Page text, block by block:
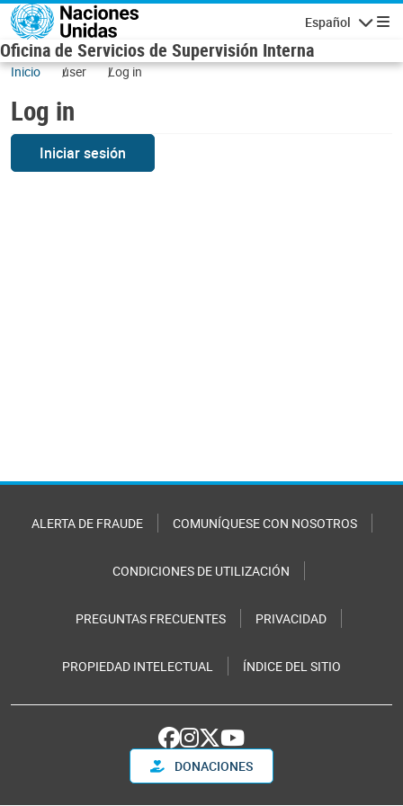
Skip to main content
Español
Oficina de Servicios de Supervisión Interna
Inicio user Log in
Log in
Iniciar sesión
ALERTA DE FRAUDE COMUNÍQUESE CON NOSOTROS
CONDICIONES DE UTILIZACIÓN
PREGUNTAS FRECUENTES PRIVACIDAD
PROPIEDAD INTELECTUAL ÍNDICE DEL SITIO
DONACIONES